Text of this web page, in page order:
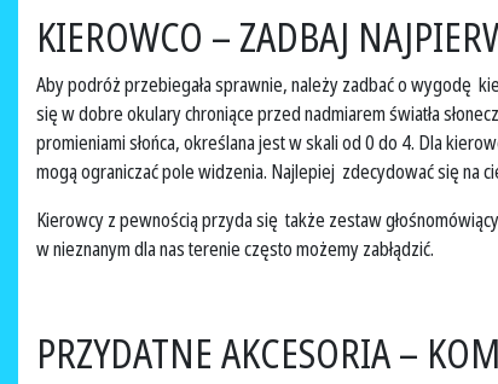
KIEROWCO – ZADBAJ
Aby podróż przebiegała sprawnie, należy zadbać o wygodę
się w dobre okulary chroniące przed nadmiarem światła
promieniami słońca, określana jest w skali od 0 do 4. Dla
mogą ograniczać pole widzenia. Najlepiej zdecydować się na
Kierowcy z pewnością przyda się także zestaw
w nieznanym dla nas terenie często możemy zabłądzić.
PRZYDATNE AKCESORIA –